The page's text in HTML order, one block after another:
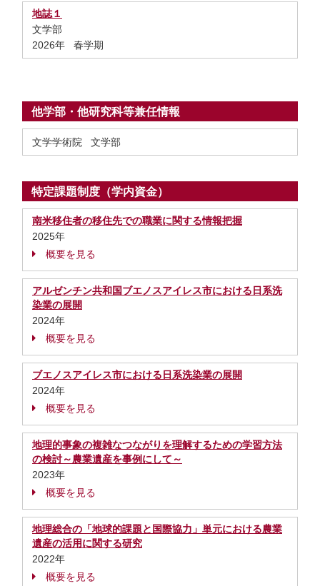
地誌１
文学部
2026年 春学期
他学部・他研究科等兼任情報
文学学術院 文学部
特定課題制度（学内資金）
南米移住者の移住先での職業に関する情報把握
2025年
概要を見る
アルゼンチン共和国ブエノスアイレス市における日系洗
染業の展開
2024年
概要を見る
ブエノスアイレス市における日系洗染業の展開
2024年
概要を見る
地理的事象の複雑なつながりを理解するための学習方法
の検討～農業遺産を事例にして～
2023年
概要を見る
地理総合の「地球的課題と国際協力」単元における農業
遺産の活用に関する研究
2022年
概要を見る